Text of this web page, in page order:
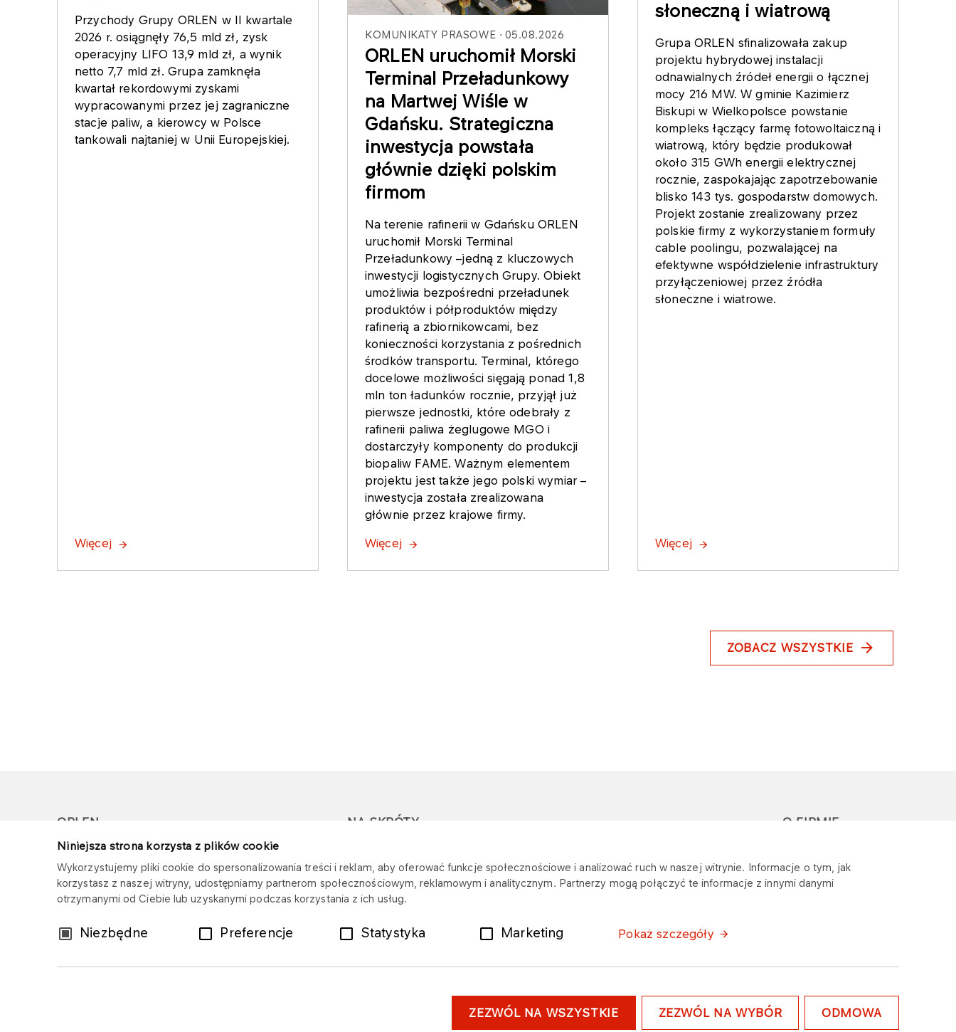
Niniejsza strona korzysta z plików cookie
Wykorzystujemy pliki cookie do spersonalizowania treści i reklam, aby oferować funkcje społecznościowe i analizować ruch w naszej witrynie. Informacje o tym, jak
korzystasz z naszej witryny, udostępniamy partnerom społecznościowym, reklamowym i analitycznym. Partnerzy mogą połączyć te informacje z innymi danymi
otrzymanymi od Ciebie lub uzyskanymi podczas korzystania z ich usług.
WybórNiezbędne Preferencje Statystyka Marketing Pokaż szczegóły
ZEZWÓL NA WSZYSTKIE ZEZWÓL NA WYBÓR ODMOWA
Przychody Grupy ORLEN w II kwartale
2026 r. osiągnęły 76,5 mld zł, zysk
operacyjny LIFO 13,9 mld zł, a wynik
netto 7,7 mld zł. Grupa zamknęła
kwartał rekordowymi zyskami
wypracowanymi przez jej zagraniczne
stacje paliw, a kierowcy w Polsce
tankowali najtaniej w Unii Europejskiej.
Więcej
KOMUNIKATY PRASOWE 05.08.2026
ORLEN uruchomił Morski
Terminal Przeładunkowy
na Martwej Wiśle w
Gdańsku. Strategiczna
inwestycja powstała
głównie dzięki polskim
firmom
Na terenie rafinerii w Gdańsku ORLEN
uruchomił Morski Terminal
Przeładunkowy –jedną z kluczowych
inwestycji logistycznych Grupy. Obiekt
umożliwia bezpośredni przeładunek
produktów i półproduktów między
rafinerią a zbiornikowcami, bez
konieczności korzystania z pośrednich
środków transportu. Terminal, którego
docelowe możliwości sięgają ponad 1,8
mln ton ładunków rocznie, przyjął już
pierwsze jednostki, które odebrały z
rafinerii paliwa żeglugowe MGO i
dostarczyły komponenty do produkcji
biopaliw FAME. Ważnym elementem
projektu jest także jego polski wymiar –
inwestycja została zrealizowana
głównie przez krajowe firmy.
Więcej
słoneczną i wiatrową
Grupa ORLEN sfinalizowała zakup
projektu hybrydowej instalacji
odnawialnych źródeł energii o łącznej
mocy 216 MW. W gminie Kazimierz
Biskupi w Wielkopolsce powstanie
kompleks łączący farmę fotowoltaiczną i
wiatrową, który będzie produkował
około 315 GWh energii elektrycznej
rocznie, zaspokajając zapotrzebowanie
blisko 143 tys. gospodarstw domowych.
Projekt zostanie zrealizowany przez
polskie firmy z wykorzystaniem formuły
cable poolingu, pozwalającej na
efektywne współdzielenie infrastruktury
przyłączeniowej przez źródła
słoneczne i wiatrowe.
Więcej
ZOBACZ WSZYSTKIE
ORLEN
Copyright © 1996-2026
Wszystkie prawa zastrzeżone
NA SKRÓTY
oszustwami
Mapa stacji
Dotacje
reklamację
O FIRMIE
Wymagania